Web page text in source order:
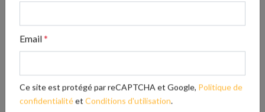
Email *
Ce site est protégé par reCAPTCHA et Google, Politique de
confidentialitéet Conditions d'utilisation.
Articles les plus lus
Les avis clients : le super pouvoir de votre
réputation en ligne